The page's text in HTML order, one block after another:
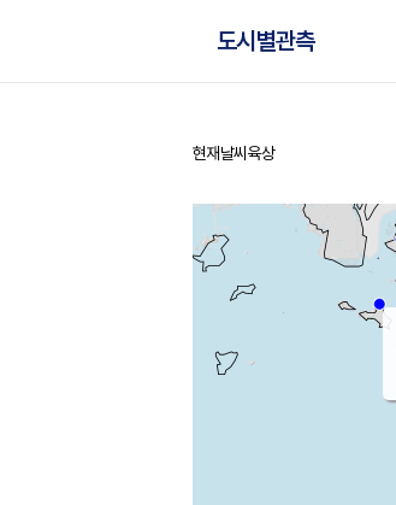
도시별관측
홈
현재날씨 육상